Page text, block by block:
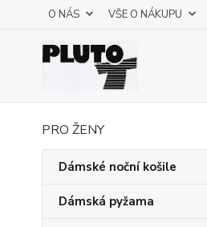
O NÁS VŠE O NÁKUPU
PRO ŽENY
Dámské noční košile
Dámská pyžama